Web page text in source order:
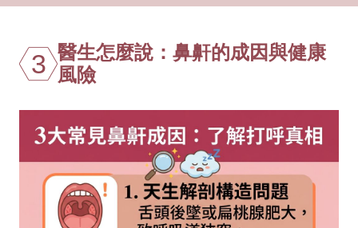
3 醫生怎麼說：鼻鼾的成因與健康
風險